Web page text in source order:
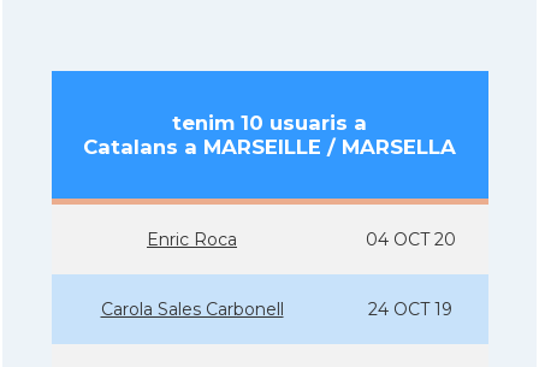
tenim 10 usuaris a
Catalans a MARSEILLE / MARSELLA
Enric Roca 04 OCT 20
Carola Sales Carbonell 24 OCT 19